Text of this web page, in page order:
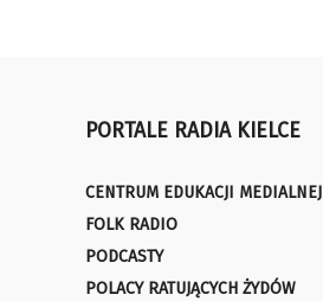
PORTALE RADIA KIELCE
CENTRUM EDUKACJI MEDIALNEJ
FOLK RADIO
PODCASTY
POLACY RATUJĄCYCH ŻYDÓW